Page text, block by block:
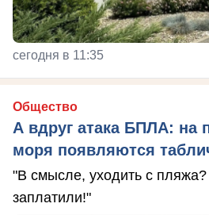
сегодня в 11:35
Общество
А вдруг атака БПЛА: на
моря появляются
"В смысле, уходить с
заплатили!"